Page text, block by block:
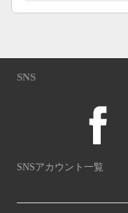
SNS
SNSアカウント一覧